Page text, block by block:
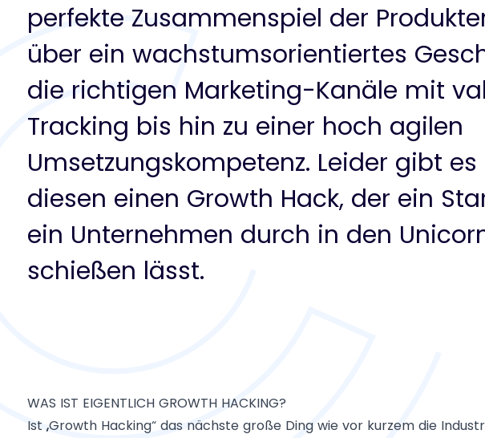
perfekte Zusammenspiel der
über ein wachstumsorientiertes
die richtigen Marketing-Kanäle mit
Tracking bis hin zu einer hoch agilen
Umsetzungskompetenz. Leider gibt
diesen einen Growth Hack, der ein
ein Unternehmen durch in den
schießen lässt.
WAS IST EIGENTLICH GROWTH HACKING?
Ist „Growth Hacking“ das nächste große Ding wie vor kurzem die